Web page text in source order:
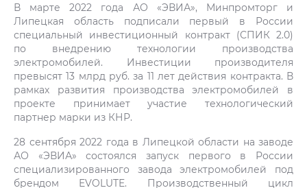
В марте 2022 года АО «ЭВИА», Минпромторг и
Липецкая область подписали первый в России
специальный инвестиционный контракт (СПИК 2.0)
по внедрению технологии производства
электромобилей. Инвестиции производителя
превысят 13 млрд руб. за 11 лет действия контракта. В
рамках развития производства электромобилей в
проекте принимает участие технологический
партнер марки из КНР.
28 сентября 2022 года в Липецкой области на заводе
АО «ЭВИА» состоялся запуск первого в России
специализированного завода электромобилей под
брендом EVOLUTE. Производственный цикл